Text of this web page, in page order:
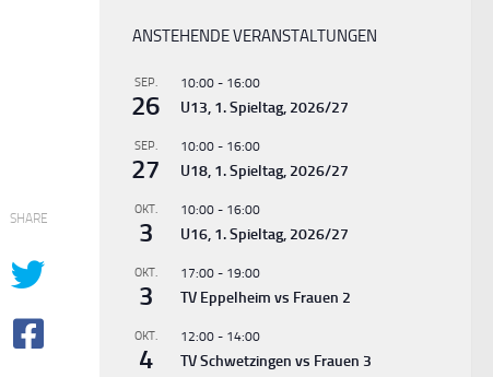
SHARE
ANSTEHENDE VERANSTALTUNGEN
SEP.
26
10:00 - 16:00
U13, 1. Spieltag, 2026/27
SEP.
27
10:00 - 16:00
U18, 1. Spieltag, 2026/27
OKT.
3
10:00 - 16:00
U16, 1. Spieltag, 2026/27
OKT.
3
17:00 - 19:00
TV Eppelheim vs Frauen 2
OKT.
4
12:00 - 14:00
TV Schwetzingen vs Frauen 3